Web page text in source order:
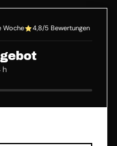
Woche 4,8/5 Bewertungen
h